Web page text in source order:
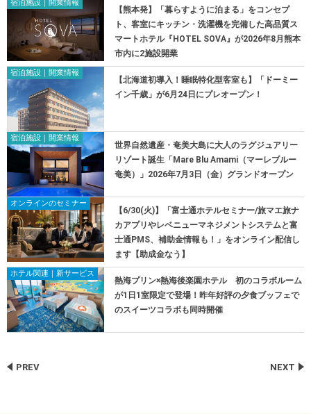
宿泊施設｜開業情報
【熊本発】「暮らすように泊まる」をコンセプ
ト、客室にキッチン・洗濯機を完備した高品質ス
マートホテル『HOTEL SOVA』が2026年8月熊本
市内に2施設開業
宿泊施設｜開業情報
【北海道初導入！睡眠特化型客室も】「ドーミー
イン千歳」が6月24日にプレオープン！
宿泊施設｜開業情報
世界自然遺産・奄美大島に大人のラグジュアリー
リゾート誕生「Mare Blu Amami（マーレブルー
奄美）」2026年7月3日（金）グランドオープン
オンラインのセミナー
【6/30(火)】「富士通ホテルセミナー/旅マエ旅ナ
カアプリやレベニューマネジメントシステムと富
士通PMS、補助金情報も！」をオンライン配信し
ます【助成金なう】
ホテル関連｜新サービス
熱海プリン×熱海後楽園ホテル 初のコラボルーム
が1日1室限定で登場！昨年好評の夕食ブッフェで
のスイーツコラボも同時開催
PREV NEXT